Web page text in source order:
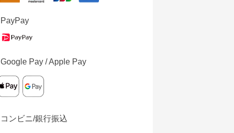
PayPay
Google Pay / Apple Pay
コンビニ/銀行振込